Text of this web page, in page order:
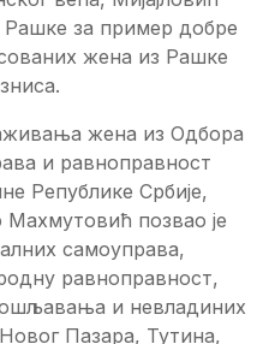
за пример добре
жена из Рашке
жена из Одбора
и равноправност
Републике Србије,
позвао је
самоуправа,
равноправност,
и невладиних
Пазара, Тутина,